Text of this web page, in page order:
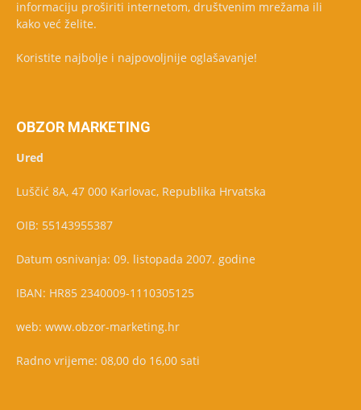
informaciju proširiti internetom, društvenim mrežama ili
kako već želite.
Koristite najbolje i najpovoljnije oglašavanje!
OBZOR MARKETING
Ured
Luščić 8A, 47 000 Karlovac, Republika Hrvatska
OIB: 55143955387
Datum osnivanja: 09. listopada 2007. godine
IBAN: HR85 2340009-1110305125
web: www.obzor-marketing.hr
Radno vrijeme: 08,00 do 16,00 sati